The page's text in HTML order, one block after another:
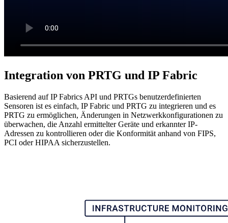
Integration von PRTG und IP Fabric
Basierend auf IP Fabrics API und PRTGs benutzerdefinierten
Sensoren ist es einfach, IP Fabric und PRTG zu integrieren und es
PRTG zu ermöglichen, Änderungen in Netzwerkkonfigurationen zu
überwachen, die Anzahl ermittelter Geräte und erkannter IP-
Adressen zu kontrollieren oder die Konformität anhand von FIPS,
PCI oder HIPAA sicherzustellen.